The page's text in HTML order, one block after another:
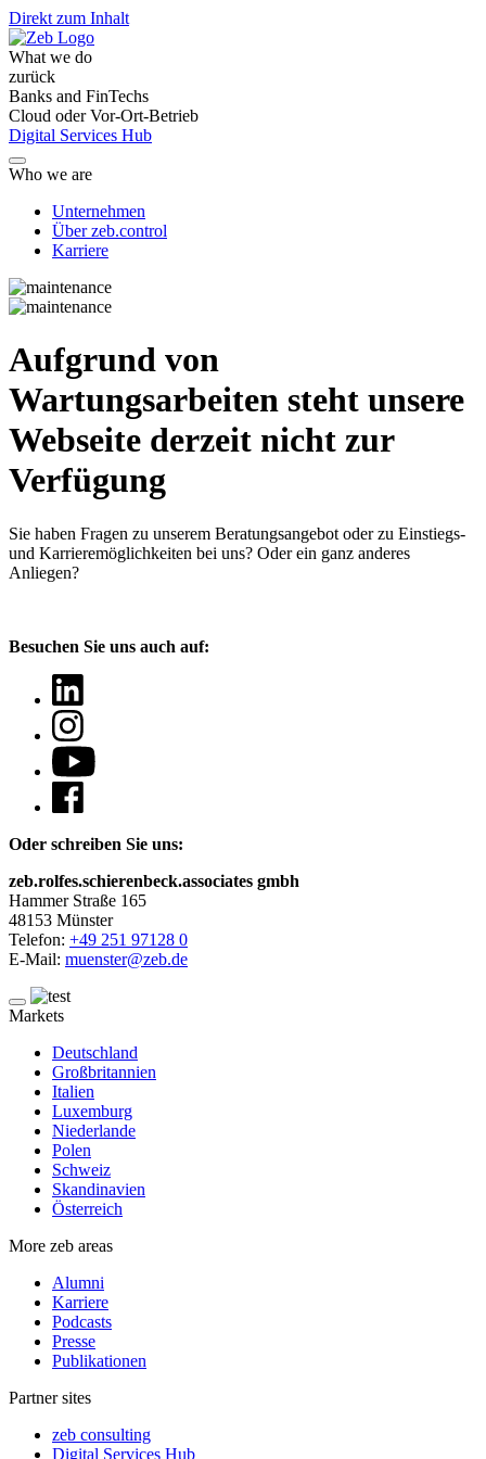
Direkt zum Inhalt
What we do
zurück
Banks and FinTechs
Cloud oder Vor-Ort-Betrieb
Digital Services Hub
Who we are
Unternehmen
Über zeb.control
Karriere
Aufgrund von
Wartungsarbeiten steht unsere
Webseite derzeit nicht zur
Verfügung
Sie haben Fragen zu unserem Beratungsangebot oder zu Einstiegs-
und Karrieremöglichkeiten bei uns? Oder ein ganz anderes
Anliegen?
Besuchen Sie uns auch auf:
Oder schreiben Sie uns:
zeb.rolfes.schierenbeck.associates gmbh
Hammer Straße 165
48153 Münster
Telefon: +49 251 97128 0
E-Mail: muenster@zeb.de
Markets
Deutschland
Großbritannien
Italien
Luxemburg
Niederlande
Polen
Schweiz
Skandinavien
Österreich
More zeb areas
Alumni
Karriere
Podcasts
Presse
Publikationen
Partner sites
zeb consulting
Digital Services Hub